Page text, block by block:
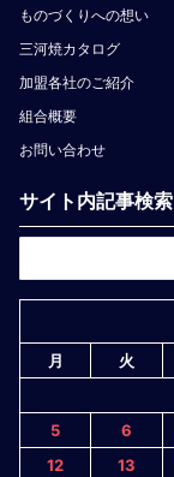
ものづくりへの想い
三河焼カタログ
加盟各社のご紹介
組合概要
お問い合わせ
サイト内記事検索
月 火
5
6
12
13